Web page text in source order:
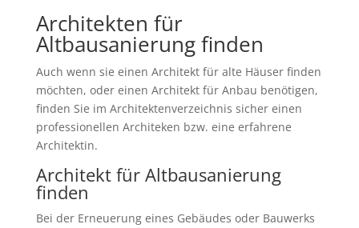
Architekten für
Altbausanierung finden
Auch wenn sie einen Architekt für alte Häuser finden
möchten, oder einen Architekt für Anbau benötigen,
finden Sie im Architektenverzeichnis sicher einen
professionellen Architeken bzw. eine erfahrene
Architektin.
Architekt für Altbausanierung
finden
Bei der Erneuerung eines Gebäudes oder Bauwerks